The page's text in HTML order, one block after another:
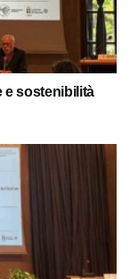
e sostenibilità